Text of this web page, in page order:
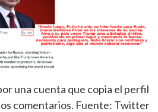
una cuenta que copia el perfil
comentarios. Fuente: Twitter